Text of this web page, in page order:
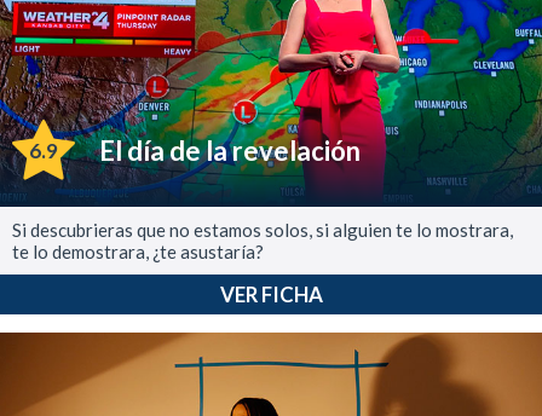
6.9 El día de la revelación
Si descubrieras que no estamos solos, si alguien te lo mostrara,
te lo demostrara, ¿te asustaría?
VER FICHA